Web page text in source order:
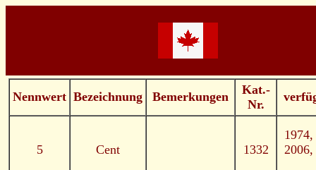
Nennwert Bezeichnung Bemerkungen
Kat.-
Nr.
5 Cent 1332